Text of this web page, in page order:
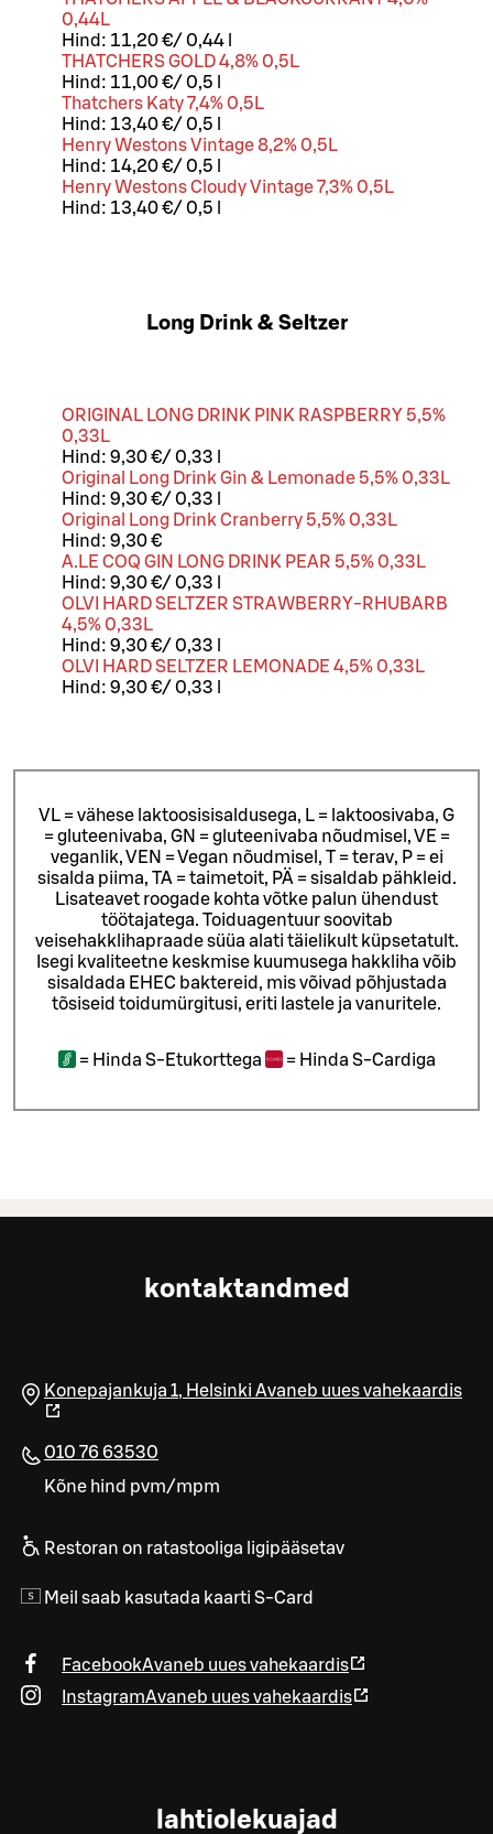
0,44L
Hind: 11,20 €/ 0,44 l
THATCHERS GOLD 4,8% 0,5L
Hind: 11,00 €/ 0,5 l
Thatchers Katy 7,4% 0,5L
Hind: 13,40 €/ 0,5 l
Henry Westons Vintage 8,2% 0,5L
Hind: 14,20 €/ 0,5 l
Henry Westons Cloudy Vintage 7,3% 0,5L
Hind: 13,40 €/ 0,5 l
Long Drink & Seltzer
ORIGINAL LONG DRINK PINK RASPBERRY 5,5%
0,33L
Hind: 9,30 €/ 0,33 l
Original Long Drink Gin & Lemonade 5,5% 0,33L
Hind: 9,30 €/ 0,33 l
Original Long Drink Cranberry 5,5% 0,33L
Hind: 9,30 €
A.LE COQ GIN LONG DRINK PEAR 5,5% 0,33L
Hind: 9,30 €/ 0,33 l
OLVI HARD SELTZER STRAWBERRY-RHUBARB
4,5% 0,33L
Hind: 9,30 €/ 0,33 l
OLVI HARD SELTZER LEMONADE 4,5% 0,33L
Hind: 9,30 €/ 0,33 l
VL = vähese laktoosisisaldusega, L = laktoosivaba, G
= gluteenivaba, GN = gluteenivaba nõudmisel, VE =
veganlik, VEN = Vegan nõudmisel, T = terav, P = ei
sisalda piima, TA = taimetoit, PÄ = sisaldab pähkleid.
Lisateavet roogade kohta võtke palun ühendust
töötajatega. Toiduagentuur soovitab
veisehakklihapraade süüa alati täielikult küpsetatult.
Isegi kvaliteetne keskmise kuumusega hakkliha võib
sisaldada EHEC baktereid, mis võivad põhjustada
tõsiseid toidumürgitusi, eriti lastele ja vanuritele.
= Hinda S-Etukorttega = Hinda S-Cardiga
kontaktandmed
Konepajankuja 1, Helsinki Avaneb uues vahekaardis
010 76 63530
Kõne hind pvm/mpm
Restoran on ratastooliga ligipääsetav
Meil saab kasutada kaarti S-Card
FacebookAvaneb uues vahekaardis
InstagramAvaneb uues vahekaardis
lahtiolekuajad